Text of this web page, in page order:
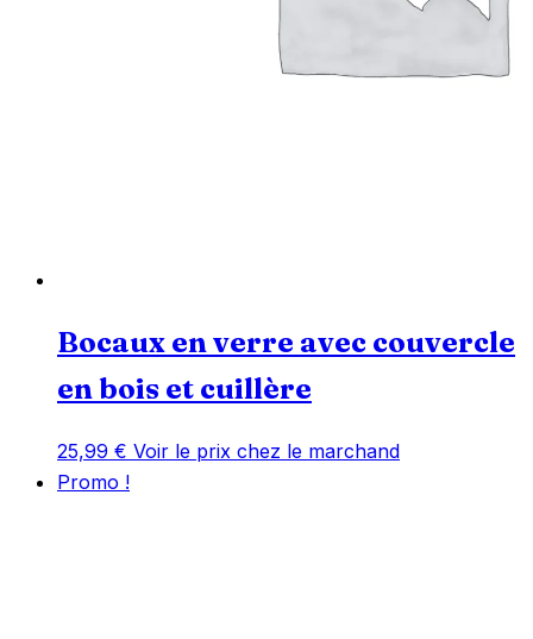
Bocaux en verre avec couvercle
en bois et cuillère
25,99 € Voir le prix chez le marchand
Promo !